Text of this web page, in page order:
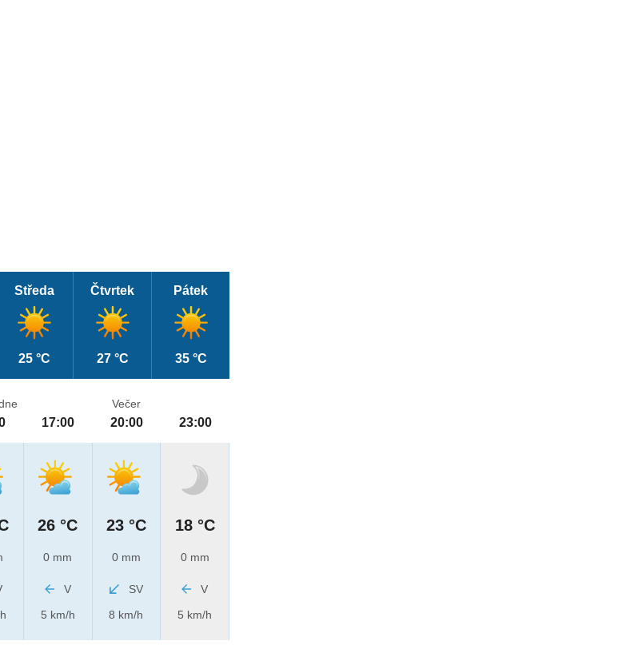
Středa
25 °C
Čtvrtek
27 °C
Pátek
35 °C
17:00
26 °C
0 mm
V
5 km/h
Večer
20:00
23 °C
0 mm
SV
8 km/h
23:00
18 °C
0 mm
V
5 km/h